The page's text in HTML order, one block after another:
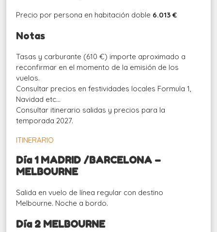
Precio por persona en habitación doble 6.013 €
Notas
Tasas y carburante (610 €) importe aproximado a
reconfirmar en el momento de la emisión de los
vuelos.
Consultar precios en festividades locales Formula 1,
Navidad etc…
Consultar itinerario salidas y precios para la
temporada 2027.
ITINERARIO
Día 1 MADRID /BARCELONA –
MELBOURNE
Salida en vuelo de línea regular con destino
Melbourne. Noche a bordo.
Día 2 MELBOURNE